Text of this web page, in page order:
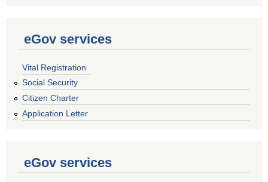
eGov services
Vital Registration
Social Security
Citizen Charter
Application Letter
eGov services